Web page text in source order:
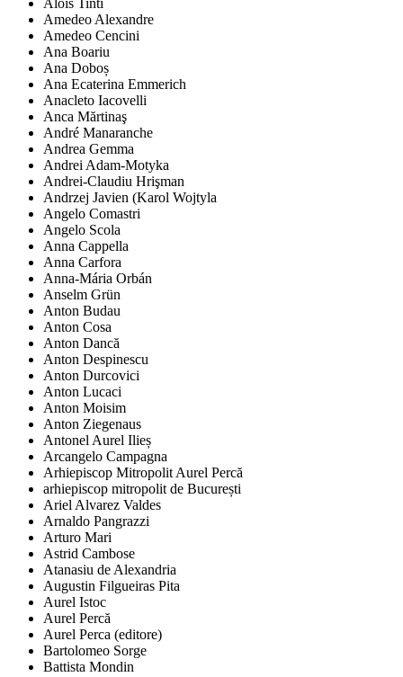
Alois Tinti
Amedeo Alexandre
Amedeo Cencini
Ana Boariu
Ana Doboș
Ana Ecaterina Emmerich
Anacleto Iacovelli
Anca Mărtinaş
André Manaranche
Andrea Gemma
Andrei Adam-Motyka
Andrei-Claudiu Hrişman
Andrzej Javien (Karol Wojtyla
Angelo Comastri
Angelo Scola
Anna Cappella
Anna Carfora
Anna-Mária Orbán
Anselm Grün
Anton Budau
Anton Cosa
Anton Dancă
Anton Despinescu
Anton Durcovici
Anton Lucaci
Anton Moisim
Anton Ziegenaus
Antonel Aurel Ilieș
Arcangelo Campagna
Arhiepiscop Mitropolit Aurel Percă
arhiepiscop mitropolit de București
Ariel Alvarez Valdes
Arnaldo Pangrazzi
Arturo Mari
Astrid Cambose
Atanasiu de Alexandria
Augustin Filgueiras Pita
Aurel Istoc
Aurel Percă
Aurel Perca (editore)
Bartolomeo Sorge
Battista Mondin